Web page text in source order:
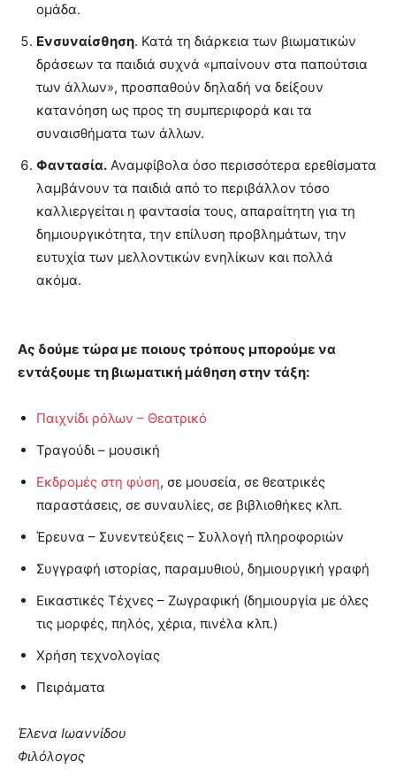
ομάδα.
Ενσυναίσθηση. Κατά τη διάρκεια των βιωματικών
δράσεων τα παιδιά συχνά «μπαίνουν στα παπούτσια
των άλλων», προσπαθούν δηλαδή να δείξουν
κατανόηση ως προς τη συμπεριφορά και τα
συναισθήματα των άλλων.
Φαντασία. Αναμφίβολα όσο περισσότερα ερεθίσματα
λαμβάνουν τα παιδιά από το περιβάλλον τόσο
καλλιεργείται η φαντασία τους, απαραίτητη για τη
δημιουργικότητα, την επίλυση προβλημάτων, την
ευτυχία των μελλοντικών ενηλίκων και πολλά
ακόμα.
Ας δούμε τώρα με ποιους τρόπους μπορούμε να
εντάξουμε τη βιωματική μάθηση στην τάξη:
Παιχνίδι ρόλων – Θεατρικό
Τραγούδι – μουσική
Εκδρομές στη φύση, σε μουσεία, σε θεατρικές
παραστάσεις, σε συναυλίες, σε βιβλιοθήκες κλπ.
Έρευνα – Συνεντεύξεις – Συλλογή πληροφοριών
Συγγραφή ιστορίας, παραμυθιού, δημιουργική γραφή
Εικαστικές Τέχνες – Ζωγραφική (δημιουργία με όλες
τις μορφές, πηλός, χέρια, πινέλα κλπ.)
Χρήση τεχνολογίας
Πειράματα
Έλενα Ιωαννίδου
Φιλόλογος